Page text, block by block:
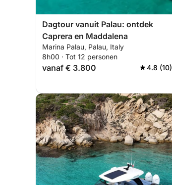
Dagtour vanuit Palau: ontdek
Caprera en Maddalena
Marina Palau, Palau, Italy
8h00 · Tot 12 personen
vanaf € 3.800 4.8 (10)